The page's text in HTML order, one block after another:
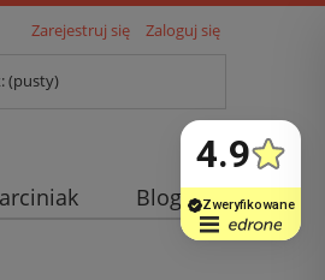
Zarejestruj się Zaloguj się
(pusty)
Blog